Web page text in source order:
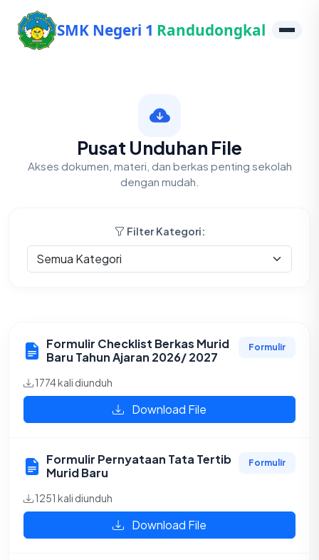
SMK Negeri 1 Randudongkal
Pusat Unduhan File
Akses dokumen, materi, dan berkas penting sekolah
dengan mudah.
Filter Kategori:
Formulir Checklist Berkas Murid
Baru Tahun Ajaran 2026/ 2027
Formulir
1774 kali diunduh
Download File
Formulir Pernyataan Tata Tertib
Murid Baru
Formulir
1251 kali diunduh
Download File